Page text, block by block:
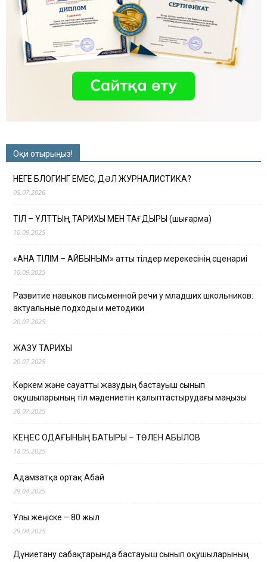
Оқи отырыңыз!
НЕГЕ БЛОГИНГ ЕМЕС, ДӘЛ ЖУРНАЛИСТИКА?
05.07.2026
ТІЛ – ҰЛТТЫҢ ТАРИХЫ МЕН ТАҒДЫРЫ (шығарма)
10.09.2025
«АНА ТІЛІМ – АЙБЫНЫМ» атты тілдер мерекесінің сценариі
10.09.2025
Развитие навыков письменной речи у младших школьников:
актуальные подходы и методики
20.07.2025
ЖАЗУ ТАРИХЫ
20.07.2025
Көркем және сауатты жазудың бастауыш сынып
оқушыларының тіл мәдениетін қалыптастырудағы маңызы
20.07.2025
КЕҢЕС ОДАҒЫНЫҢ БАТЫРЫ – ТӨЛЕН ҚАБЫЛОВ
18.05.2025
Адамзатқа ортақ Абай
29.04.2025
Ұлы жеңіске – 80 жыл
29.04.2025
Дүниетану сабақтарында бастауыш сынып оқушыларының